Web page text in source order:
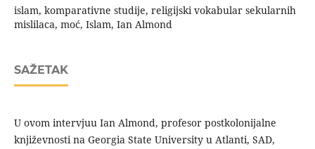
islam, komparativne studije, religijski vokabular sekularnih
mislilaca, moć, Islam, Ian Almond
SAŽETAK
U ovom intervjuu Ian Almond, profesor postkolonijalne
književnosti na Georgia State University u Atlanti, SAD,